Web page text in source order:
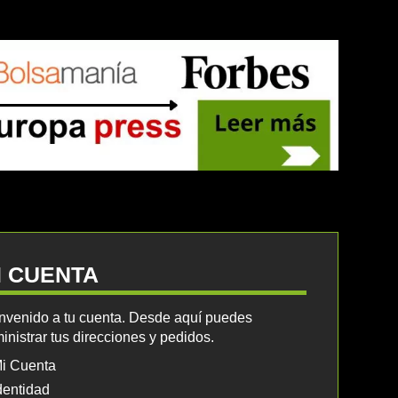
CUENTA
a tu cuenta. Desde aquí puedes
tus direcciones y pedidos.
Cuenta